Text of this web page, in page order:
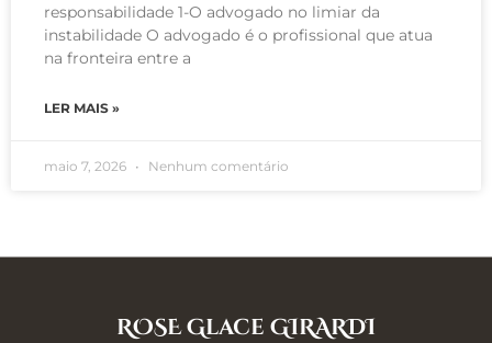
responsabilidade 1-O advogado no limiar da
instabilidade O advogado é o profissional que atua
na fronteira entre a
LER MAIS »
maio 7, 2026 Nenhum comentário
ROSE Glace GIRARDI